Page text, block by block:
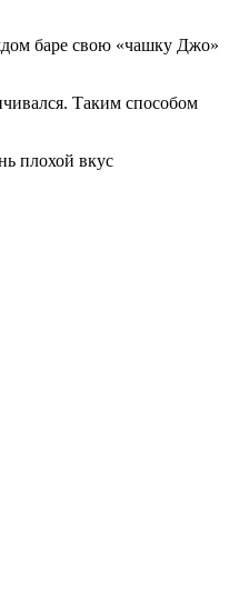
баре свою «чашку Джо»
Таким способом
плохой вкус